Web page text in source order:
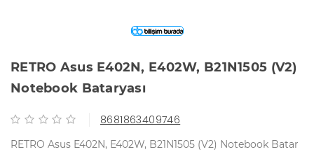
RETRO Asus E402N, E402W, B21N1505 (V2)
Notebook Bataryası
8681863409746
RETRO Asus E402N, E402W, B21N1505 (V2) Notebook Batar